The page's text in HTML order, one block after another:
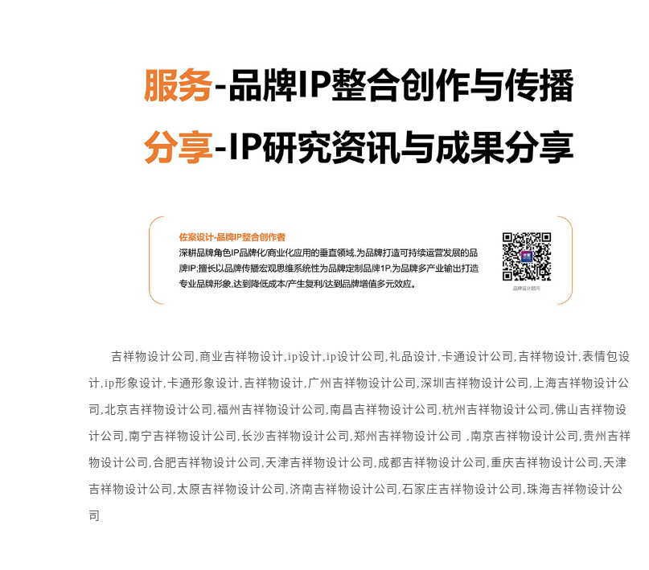
吉祥物设计公司 , 商业吉祥物设计,ip设计,ip设计公司 ,礼品设计,卡通设计公司 , 吉祥物设计, 表情包设
计,ip形象设计,卡通形象设计, 吉祥物设计, 广州吉祥物设计公司,深圳吉祥物设计公司 , 上海吉祥物设计公
司 ,北京吉祥物设计公司 ,福州吉祥物设计公司 ,南昌吉祥物设计公司,杭州吉祥物设计公司 ,佛山吉祥物设
计公司 ,南宁吉祥物设计公司 ,长沙吉祥物设计公司,郑州吉祥物设计公司 ,南京吉祥物设计公司 ,贵州吉祥
物设计公司 ,合肥吉祥物设计公司 , 天津吉祥物设计公司 , 成都吉祥物设计公司 ,重庆吉祥物设计公司 , 天津
吉祥物设计公司 ,太原吉祥物设计公司 , 济南吉祥物设计公司 ,石家庄吉祥物设计公司 ,珠海吉祥物设计公
司
司-佐案设计
案设计